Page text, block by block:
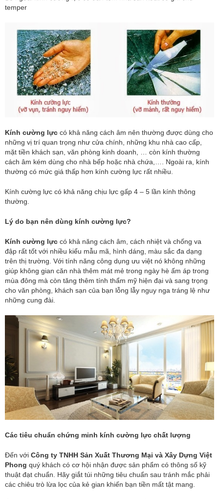
temper
Kính cường lực có khả năng cách âm nên thường được dùng cho
những vị trí quan trọng như cửa chính, những khu nhà cao cấp,
mặt tiền khách sạn, văn phòng kinh doanh, … còn kính thường
cách âm kém dùng cho nhà bếp hoặc nhà chứa,…. Ngoài ra, kính
thường có mức giá thấp hơn kính cường lực rất nhiều.
Kính cường lực có khả năng chịu lực gấp 4 – 5 lần kính thông
thường.
Lý do bạn nên dùng kính cường lực?
Kính cường lực có khả năng cách âm, cách nhiệt và chống va
đập rất tốt với nhiều kiểu mẫu mã, hình dáng, màu sắc đa dạng
trên thị trường. Với tính năng công dụng ưu việt nó không những
giúp không gian căn nhà thêm mát mẻ trong ngày hè ấm áp trong
mùa đông mà còn tăng thêm tính thẩm mỹ hiện đại và sang trọng
cho văn phòng, khách sạn của bạn lỗng lẫy nguy nga tráng lệ như
những cung đài.
Các tiêu chuẩn chứng minh kính cường lực chất lượng
Đến với Công ty TNHH Sản Xuất Thương Mại và Xây Dựng Việt
Phong quý khách có cơ hội nhận được sản phẩm có thông số kỹ
thuật đạt chuẩn. Hãy giắt túi những tiêu chuẩn sau tránh mắc phải
các chiêu trò lừa lọc của kẻ gian khiến bạn tiền mất tật mang.